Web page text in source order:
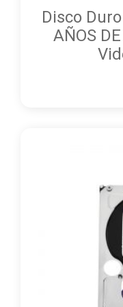
Disco
AÑOS